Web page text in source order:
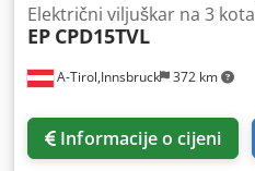
A-Tirol,Innsbruck 372 km
Električni viljuškar na 3
EP CPD15TVL
Informacije o cijeni